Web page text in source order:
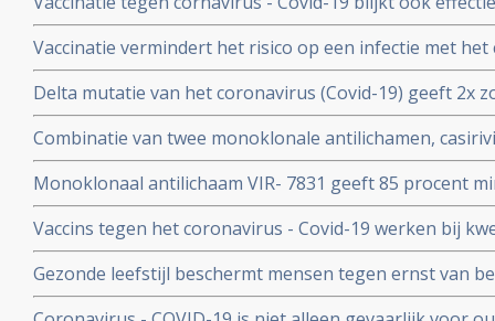
immuunziektes en mensen die
Vaccinatie vermindert het risico op een infectie met
immuniteit van een eerdere infectie beschermt echter
keer. Dit toont groot onderzoek aan uit Israel
Delta mutatie van het coronavirus (Covid-19) geeft 2x
vs 4 procent) op ernstige ziekte dan de Alpha mutatie.
Combinatie van twee monoklonale antilichamen,
COV) kan ernstig zieke Covid-19 patienten die zelf
behoeden voor overlijden
Monoklonaal antilichaam VIR- 7831 geeft 85 procent
overlijden bij patienten met het coronavirus - COVID-
vergelijking met placebo
Vaccins tegen het coronavirus - Covid-19 werken bij
kankerpatienten onvoldoende blijkt uit groot
Gezonde leefstijl beschermt mensen tegen ernst van
- Covid-19. Blijkt uit groot Engels bevolkingsonderzoek